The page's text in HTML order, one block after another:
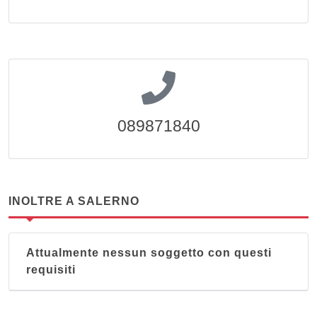
089871840
INOLTRE A SALERNO
Attualmente nessun soggetto con questi
requisiti